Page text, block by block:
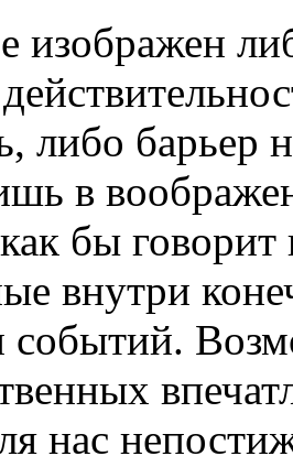
изображен
либо
в
бы
внутри
событий.
нас